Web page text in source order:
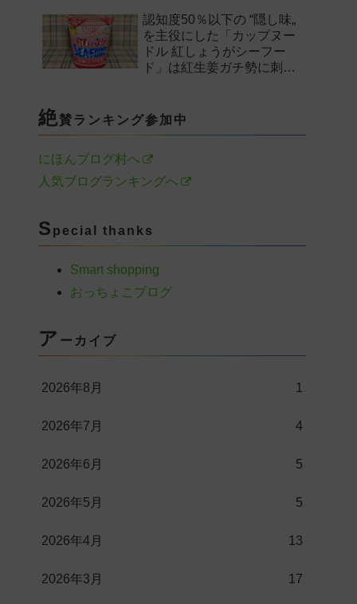
認知度50％以下の “隠し味„
を主役にした「カップヌー
ドル 紅しょうがシーフー
ド」は紅生姜ガチ勢に刺さ
絶賛ランキング参加中
にほんブログ村へ
人気ブログランキングへ
S pecial thanks
Smart shopping
おっちょこブログ
ア ーカイブ
2026年8月 1
2026年7月 4
2026年6月 5
2026年5月 5
2026年4月 13
2026年3月 17